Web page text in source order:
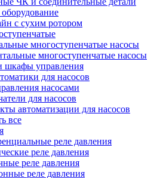
с сухим ротором
многоступенчатые насосы
многоступенчатые насосы
шкафы управления
для насосов
насосами
для насосов
автоматизации для насосов
все
реле давления
реле давления
реле давления
реле давления